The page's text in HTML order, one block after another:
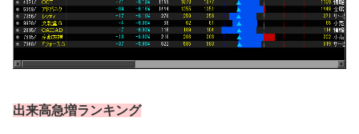
出来高急増ランキング